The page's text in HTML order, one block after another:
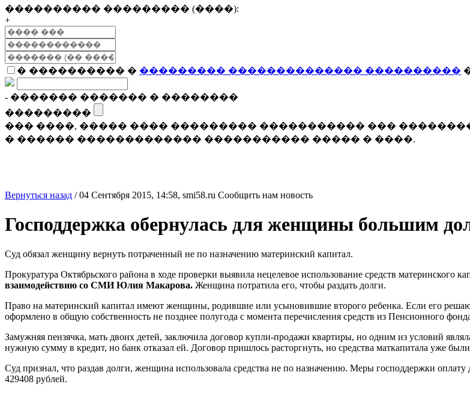
���������� ��������� (����):
+
� ���������� � ��������� �������������� ����������
- ������� ������� � ��������
���������
��� ����, ����� ���� ��������� ����������� ���
� ������ ������������� ����������� ����� � ����.
Вернуться назад /04 Сентября 2015, 14:58, smi58.ru Сообщить нам новость
Господдержка обернулась для женщины большим
Суд обязал женщину вернуть потраченный не по назначению материнский капитал.
Прокуратура Октябрьского района в ходе проверки выявила нецелевое использование средств материнского
взаимодействию со СМИ Юлия Макарова. Женщина потратила его, чтобы раздать долги.
Право на материнский капитал имеют женщины, родившие или усыновившие второго ребенка. Если его
оформлено в общую собственность не позднее полугода с момента перечисления средств из Пенсионного
Замужняя пензячка, мать двоих детей, заключила договор купли-продажи квартиры, но одним из условий
нужную сумму в кредит, но банк отказал ей. Договор пришлось расторгнуть, но средства маткапитала уже
Суд признал, что раздав долги, женщина использовала средства не по назначению. Меры господдержки
429408 рублей.